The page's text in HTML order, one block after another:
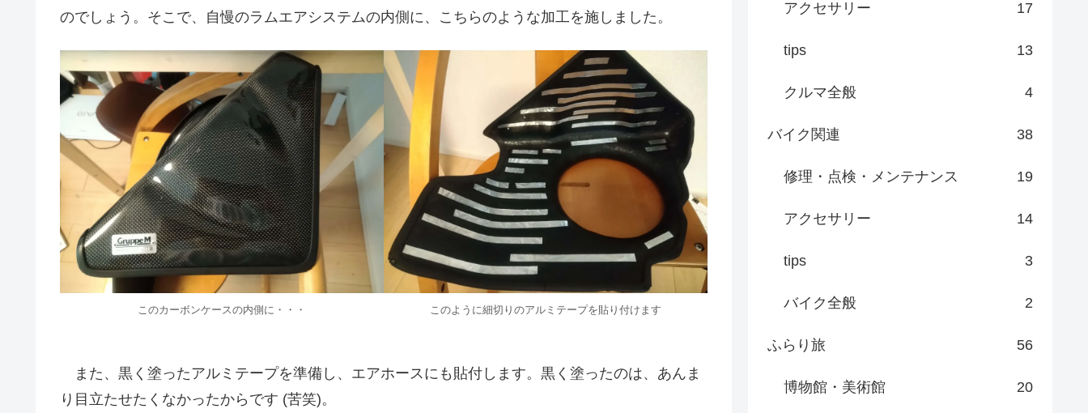
のでしょう。そこで、自慢のラムエアシステムの内側に、こちらのような加工を施しました。
このカーボンケースの内側に・・・ このように細切りのアルミテープを貼り付けます
また、黒く塗ったアルミテープを準備し、エアホースにも貼付します。黒く塗ったのは、あんま
り目立たせたくなかったからです (苦笑)。
アクセサリー 17
tips 13
クルマ全般 4
バイク関連 38
修理・点検・メンテナンス 19
アクセサリー 14
tips 3
バイク全般 2
ふらり旅 56
博物館・美術館 20